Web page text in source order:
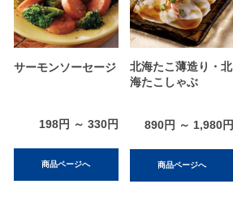
サーモンソーセージ
198円 ～ 330円
商品ページへ
北海たこ薄造り・北
海たこしゃぶ
890円 ～ 1,980円
商品ページへ